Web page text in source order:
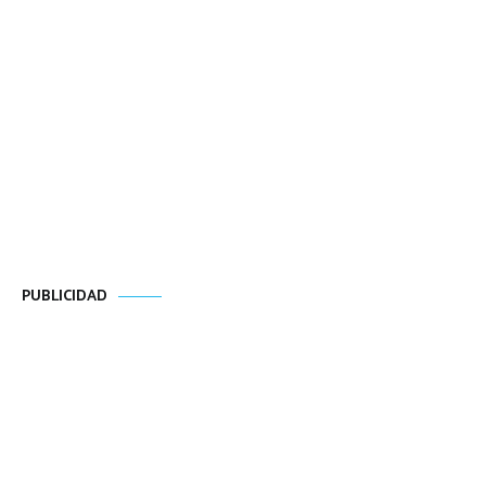
PUBLICIDAD